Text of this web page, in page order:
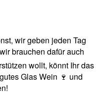
wir geben jeden Tag
brauchen dafür auch
wollt, könnt Ihr das
Glas Wein 🍷 und